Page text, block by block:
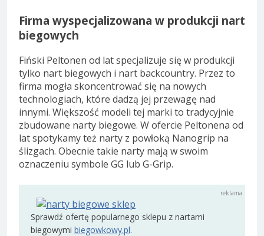
Firma wyspecjalizowana w produkcji nart
biegowych
Fiński Peltonen od lat specjalizuje się w produkcji
tylko nart biegowych i nart backcountry. Przez to
firma mogła skoncentrować się na nowych
technologiach, które dadzą jej przewagę nad
innymi. Większość modeli tej marki to tradycyjnie
zbudowane narty biegowe. W ofercie Peltonena od
lat spotykamy też narty z powłoką Nanogrip na
ślizgach. Obecnie takie narty mają w swoim
oznaczeniu symbole GG lub G-Grip.
Sprawdź ofertę popularnego sklepu z nartami
biegowymi biegowkowy.pl.